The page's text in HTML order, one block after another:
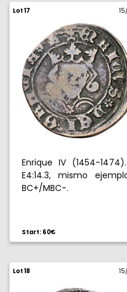
Lot 17
Enrique IV (1454-
E4:14.3, mismo
BC+/MBC-.
Start: 60€
Lot 18